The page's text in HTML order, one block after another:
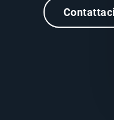
Contattaci